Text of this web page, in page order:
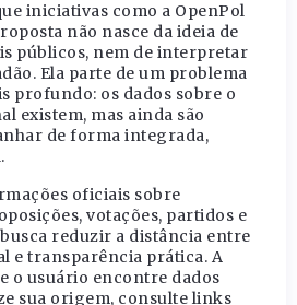
iniciativas como a OpenPol
não nasce da ideia de
públicos, nem de interpretar
Ela parte de um problema
profundo: os dados sobre o
existem, mas ainda são
de forma integrada,
oficiais sobre
votações, partidos e
reduzir a distância entre
e transparência prática. A
o usuário encontre dados
sua origem, consulte links